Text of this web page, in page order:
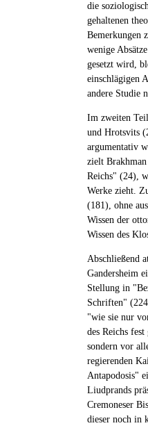
die
gehaltenen
Bemerkungen
wenige
gesetzt wird,
einschlägigen
andere Studie
Im zweiten
und Hrotsvits
argumentativ
zielt
Reichs" (24),
Werke zieht.
(181), ohne
Wissen der
Wissen des
Abschließend
Gandersheim
Stellung in
Schriften"
"wie sie nur
des Reichs
sondern vor
regierenden
Antapodosis"
Liudprands
Cremoneser
dieser noch in